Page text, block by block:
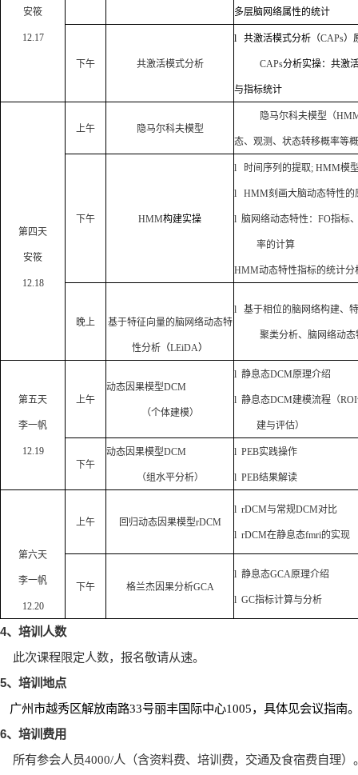
安筱
12.17
多层脑网络属性的统计
下午 共激活模式分析
l 共激活模式分析（CAPs）
CAPs分析实操：共激
与指标统计
第四天
安筱
12.18
上午 隐马尔科夫模型
隐马尔科夫模型（
态、观测、状态转移概率等
下午 HMM构建实操
l 时间序列的提取; HMM模
l HMM刻画大脑动态特性的
l 脑网络动态特性： FO指标
率的计算
HMM动态特性指标的统计分
晚上 基于特征向量的脑网络动态特
性分析 （LEiDA）
l 基于相位的脑网络构建、
聚类分析、脑网络动
第五天
李一帆
12.19
上午
动态因果模型DCM
（个体建模）
l 静息态DCM原理介绍
l 静息态DCM建模流程（ROI
建与评估）
下午
动态因果模型DCM
（组水平分析）
l PEB实践操作
l PEB结果解读
第六天
李一帆
12.20
上午 回归动态因果模型rDCM
l rDCM与常规DCM对比
l rDCM在静息态fmri的实现
下午 格兰杰因果分析GCA
l 静息态GCA原理介绍
l GC指标计算与分析
4、培训人数
此次课程限定人数，报名敬请从速。
5、培训地点
广州市越秀区解放南路33号丽丰国际中心1005，具体见会议指南
6、培训费用
所有参会人员4000/人（含资料费、培训费，交通及食宿费自理）